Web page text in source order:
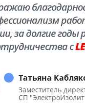
за долгие годы
с
необъятной
Татьяна
Заместитель
СП